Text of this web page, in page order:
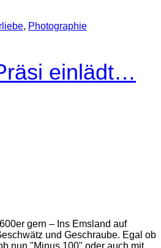
, Photographie
einlädt…
gern – Ins Emsland auf
und Geschraube. Egal ob
nun "Minus 100" oder auch mit